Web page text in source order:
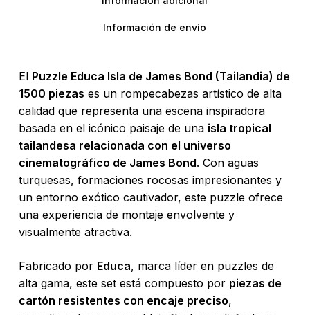
Información de envío
El Puzzle Educa Isla de James Bond (Tailandia) de
1500 piezas es un rompecabezas artístico de alta
calidad que representa una escena inspiradora
basada en el icónico paisaje de una isla tropical
tailandesa relacionada con el universo
cinematográfico de James Bond. Con aguas
turquesas, formaciones rocosas impresionantes y
un entorno exótico cautivador, este puzzle ofrece
una experiencia de montaje envolvente y
visualmente atractiva.
Fabricado por Educa, marca líder en puzzles de
alta gama, este set está compuesto por piezas de
cartón resistentes con encaje preciso,